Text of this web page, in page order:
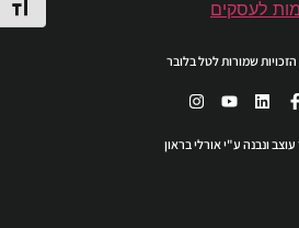
מתג לעסקים
שמורות לטל בלובר
ונבנה ע"י אורלי בראון